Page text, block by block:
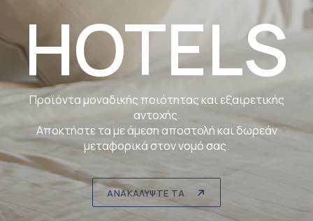
HOTELS
Προϊόντα μοναδικής ποιότητας και εξαιρετικής
αντοχής.
Αποκτήστε τα με άμεση αποστολή και δωρεάν
μεταφορικά στον νομό σας.
ΑΝΑΚΑΛΥΨΤΕ ΤΑ